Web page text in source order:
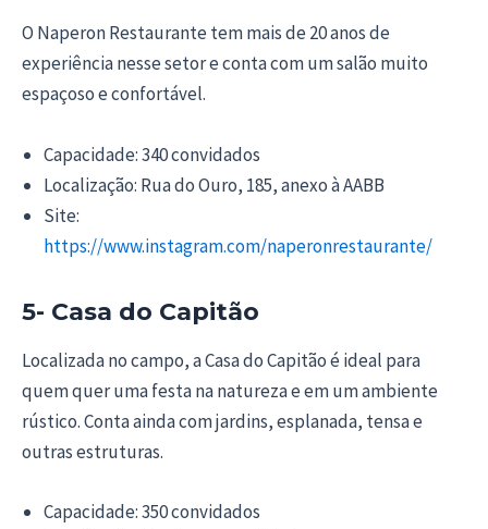
O Naperon Restaurante tem mais de 20 anos de
experiência nesse setor e conta com um salão muito
espaçoso e confortável.
Capacidade: 340 convidados
Localização: Rua do Ouro, 185, anexo à AABB
Site:
https://www.instagram.com/naperonrestaurante/
5- Casa do Capitão
Localizada no campo, a Casa do Capitão é ideal para
quem quer uma festa na natureza e em um ambiente
rústico. Conta ainda com jardins, esplanada, tensa e
outras estruturas.
Capacidade: 350 convidados